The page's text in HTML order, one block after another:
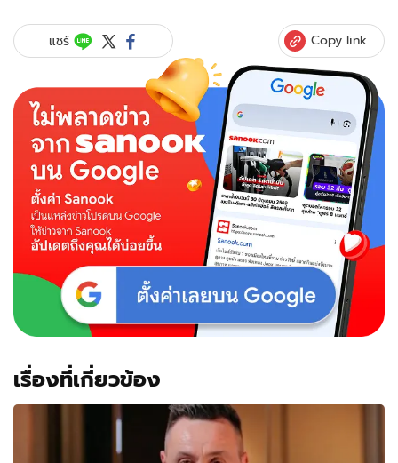
หรี่!
ส
ส
บุก
พ่าย
ลีดส์
ยูไนเต็ด
แชร์ Copy link
เรื่องที่เกี่ยวข้อง